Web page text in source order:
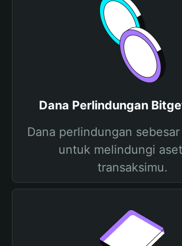
Dana Perlindungan
Dana perlindungan
untuk melindungi
transaksimu.